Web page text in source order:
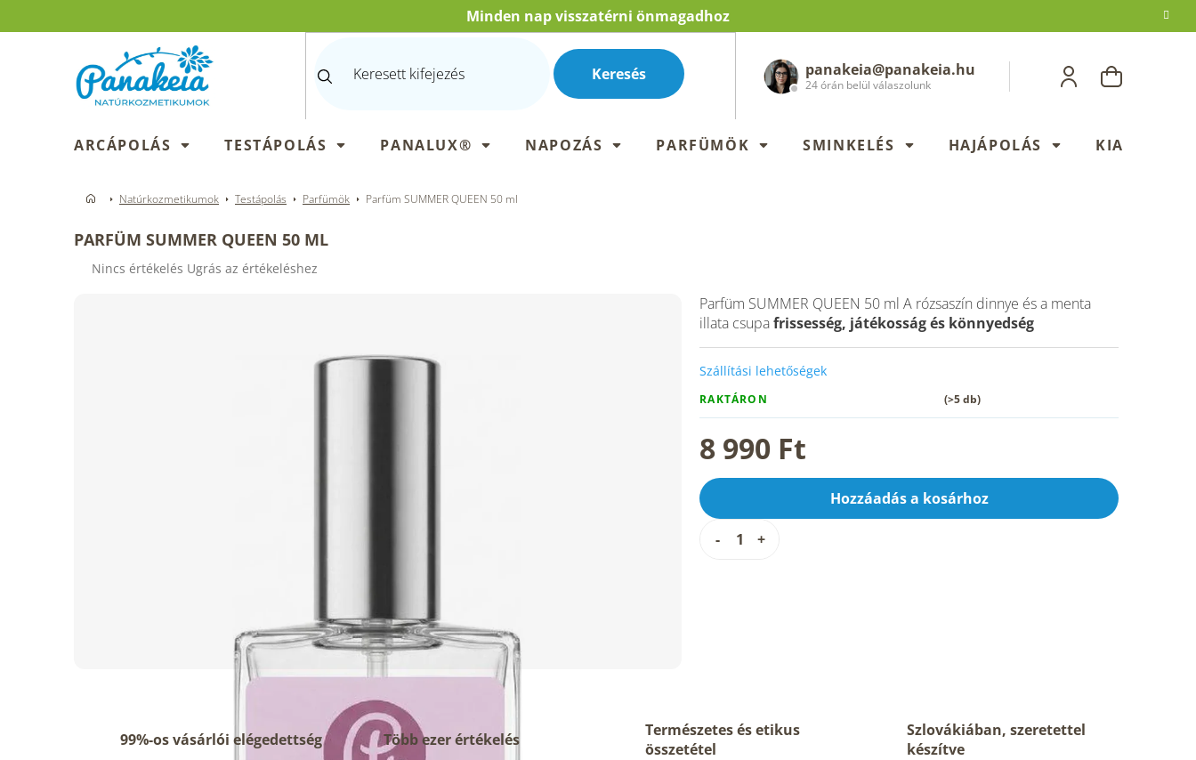
Minden nap visszatérni önmagadhoz
Keresés KOSÁR
panakeia@panakeia.hu
24 órán belül válaszolunk
ARCÁPOLÁS TESTÁPOLÁS PANALUX® NAPOZÁS PARFÜMÖK SMINKELÉS HAJÁPOLÁS KIADÁSOK
Natúrkozmetikumok Testápolás Parfümök Parfüm SUMMER QUEEN 50 ml
PARFÜM SUMMER QUEEN 50 ML
A
Nincs értékelés Ugrás az értékeléshez
8 990 Ft
RAKTÁRON (>5 db)
Szállítási lehetőségek
Hozzáadás a kosárhoz
Parfüm SUMMER QUEEN 50 ml A rózsaszín dinnye és a menta
illata csupafrissesség, játékosság és könnyedség
99%-os vásárlói elégedettség Több ezer értékelés
Természetes és etikus
összetétel
Szlovákiában, szeretettel
készítve